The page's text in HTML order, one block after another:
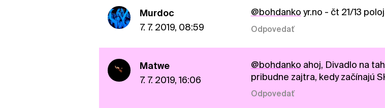
Murdoc
7. 7. 2019, 08:59
@bohdanko yr.no - čt 21/13
Odpovedať
Matwe
7. 7. 2019, 16:06
@bohdanko ahoj, Divadlo na
pribudne zajtra, kedy začínajú
Odpovedať